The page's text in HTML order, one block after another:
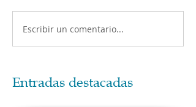
Escribir un comentario...
Entradas destacadas